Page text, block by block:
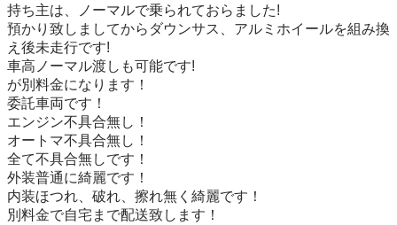
持ち主は、ノーマルで乗られておらました!
預かり致しましてからダウンサス、アルミホイールを組み換
え後未走行です!
車高ノーマル渡しも可能です!
が別料金になります！
委託車両です！
エンジン不具合無し！
オートマ不具合無し！
全て不具合無しです！
外装普通に綺麗です！
内装ほつれ、破れ、擦れ無く綺麗です！
別料金で自宅まで配送致します！